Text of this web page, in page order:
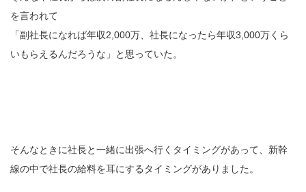
を言われて
「副社長になれば年収2,000万、社長になったら年収3,000万くら
いもらえるんだろうな」と思っていた。
そんなときに社長と一緒に出張へ行くタイミングがあって、新幹
線の中で社長の給料を耳にするタイミングがありました。